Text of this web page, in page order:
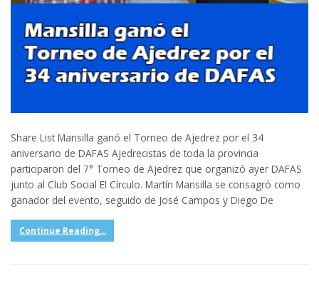
Share List Mansilla ganó el Torneo de Ajedrez por el 34
aniversario de DAFAS Ajedrecistas de toda la provincia
participaron del 7° Torneo de Ajedrez que organizó ayer DAFAS
junto al Club Social El Círculo. Martín Mansilla se consagró como
ganador del evento, seguido de José Campos y Diego De
Continue Reading...